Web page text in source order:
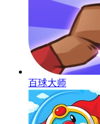
百球大师